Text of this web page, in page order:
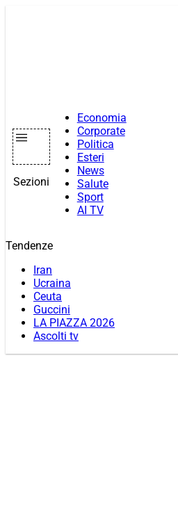
Sezioni
Economia
Corporate
Politica
Esteri
News
Salute
Sport
AI TV
Tendenze
Iran
Ucraina
Ceuta
Guccini
LA PIAZZA 2026
Ascolti tv